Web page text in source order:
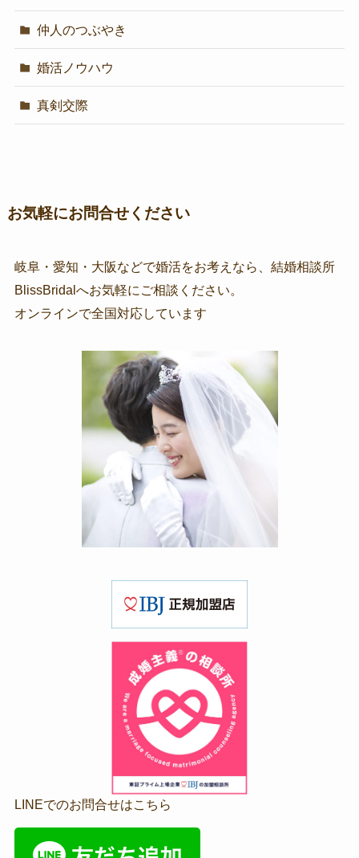
仲人のつぶやき
婚活ノウハウ
真剣交際
お気軽にお問合せください
岐阜・愛知・大阪などで婚活をお考えなら、結婚相談所
BlissBridalへお気軽にご相談ください。
オンラインで全国対応しています
LINEでのお問合せはこちら